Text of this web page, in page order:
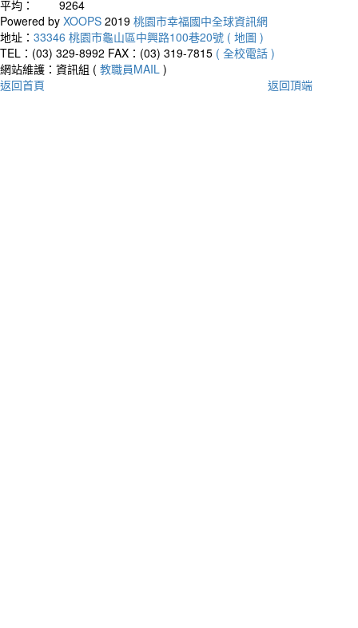
平均：
9264
Powered by XOOPS 2019 桃園市幸福國中全球資訊網
地址： 33346 桃園市龜山區中興路100巷20號 ( 地圖 )
TEL：(03) 329-8992 FAX：(03) 319-7815 ( 全校電話 )
網站維護：資訊組 ( 教職員MAIL )
返回首頁
返回頂端